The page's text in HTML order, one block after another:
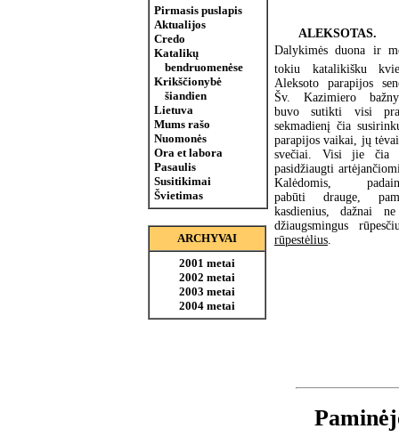
Pirmasis puslapis
Aktualijos
Credo
Katalikų
bendruomenėse
Krikščionybė
šiandien
Lietuva
Mums rašo
Nuomonės
Ora et labora
Pasaulis
Susitikimai
Švietimas
ARCHYVAI
2001 metai
2002 metai
2003 metai
2004 metai
ALEKSOTAS.
Dalykimės duona ir
tokiu katalikišku
Aleksoto parapijos
Šv. Kazimiero
buvo sutikti visi
sekmadienį čia
parapijos vaikai, jų
svečiai. Visi jie čia
pasidžiaugti
Kalėdomis,
pabūti drauge,
kasdienius, dažnai
džiaugsmingus
rūpestėlius